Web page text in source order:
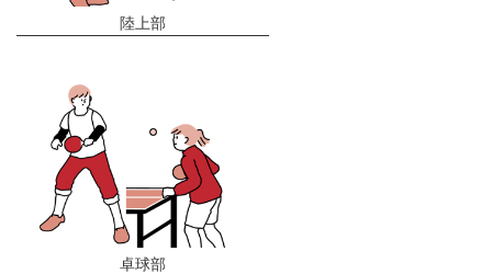
陸上部
卓球部